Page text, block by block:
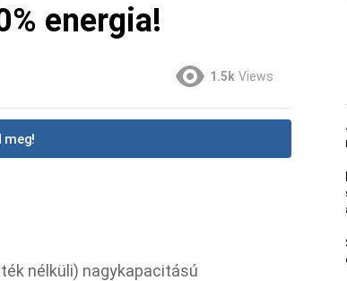
energia!
1.5k Views
meg!
nélküli) nagykapacitású